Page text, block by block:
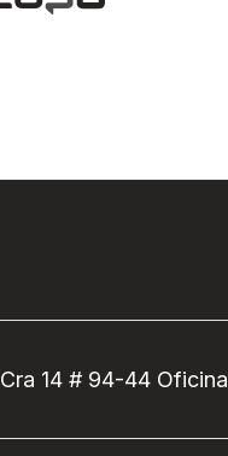
Cra 14 # 94-44